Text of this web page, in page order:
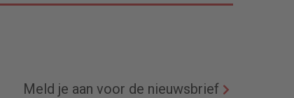
Meld je aan voor de nieuwsbrief